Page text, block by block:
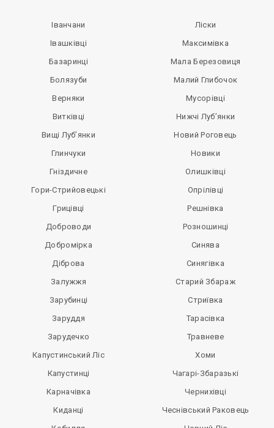
Іванчани
Івашківці
Базаринці
Болязуби
Верняки
Витківці
Вищі Луб’янки
Глинчуки
Гніздичне
Гори-Стрийовецькі
Грицівці
Доброводи
Добромірка
Діброва
Залужжя
Зарубинці
Заруддя
Зарудечко
Капустинський Ліс
Капустинці
Карначівка
Киданці
Ліски
Максимівка
Мала Березовиця
Малий Глибочок
Мусорівці
Нижчі Луб’янки
Новий Роговець
Новики
Олишківці
Опрілівці
Решнівка
Розношинці
Синява
Синягівка
Старий Збараж
Стриївка
Тарасівка
Травневе
Хоми
Чагарі-Збаразькі
Чернихівці
Чеснівський Раковець